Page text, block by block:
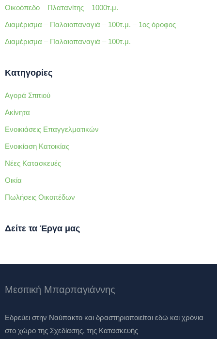
Κλιματισμός Νυχτερινό
ρεύμα Πόρτα
από: Άσφαλτο Σίτες
1ο ΟΡΟΦΟΥ
ΕΠΙΠΛΩΜΕΝΗ ΜΕ
ΤΖΑΚΙ ΕΤΟΣ
ΚΑΤΑΣΚΕΥΗΣ 2010
ΟΔΟΣ Κ. ΣΑΘΑ, ΣΚΑ
ΝΑΥΠΑΚΤΟΥ
Οικοόπεδο – Πλατανίτης – 1000τ.μ.
Διαμέρισμα – Παλαιοπαναγιά – 100τ.μ. – 1ος όροφος
Διαμέρισμα – Παλαιοπαναγιά – 100τ.μ.
Κατηγορίες
Αγορά Σπιτιού
Ακίνητα
Ενοικιάσεις Επαγγελματικών
Ενοικίαση Κατοικίας
Νέες Κατασκευές
Οικία
Πωλήσεις Οικοπέδων
Δείτε τα Έργα μας
Μεσιτική Μπαρπαγιάννης
Eδρεύει στην Ναύπακτο και δραστηριοποιείται εδώ και χρόνια
στο χώρο της Σχεδίασης, της Κατασκευής